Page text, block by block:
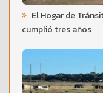
El Hogar de
cumplió tres años